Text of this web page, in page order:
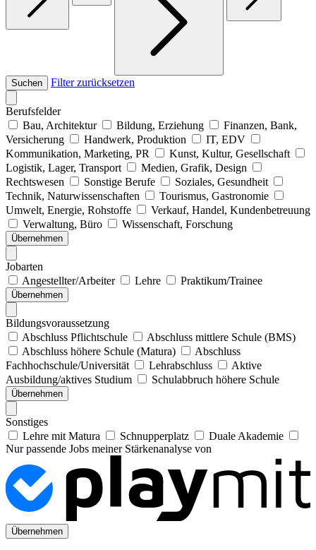
Suchen Filter zurücksetzen
Berufsfelder
Bau, Architektur
Bildung, Erziehung
Finanzen, Bank,
Versicherung
Handwerk, Produktion
IT, EDV
Kommunikation, Marketing, PR
Kunst, Kultur, Gesellschaft
Logistik, Lager, Transport
Medien, Grafik, Design
Rechtswesen
Sonstige Berufe
Soziales, Gesundheit
Technik, Naturwissenschaften
Tourismus, Gastronomie
Umwelt, Energie, Rohstoffe
Verkauf, Handel, Kundenbetreuung
Verwaltung, Büro
Wissenschaft, Forschung
Übernehmen
Jobarten
Angestellter/Arbeiter
Lehre Praktikum/Trainee
Übernehmen
Bildungsvoraussetzung
Abschluss Pflichtschule
Abschluss mittlere Schule (BMS)
Abschluss höhere Schule (Matura)
Abschluss
Fachhochschule/Universität
Lehrabschluss
Aktive
Ausbildung/aktives Studium
Schulabbruch höhere Schule
Übernehmen
Sonstiges
Lehre mit Matura
Schnupperplatz
Duale Akademie
Nur passende Jobs meiner Stärkenanalyse von
Übernehmen